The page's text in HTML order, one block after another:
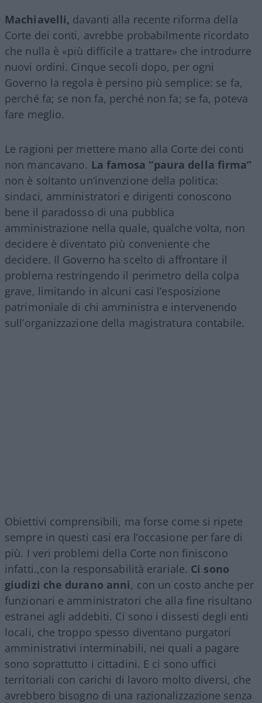
Machiavelli, davanti alla recente riforma della
Corte dei conti, avrebbe probabilmente ricordato
che nulla è «più difficile a trattare» che introdurre
nuovi ordini. Cinque secoli dopo, per ogni
Governo la regola è persino più semplice: se fa,
perché fa; se non fa, perché non fa; se fa, poteva
fare meglio.
Le ragioni per mettere mano alla Corte dei conti
non mancavano. La famosa “paura della firma”
non è soltanto un’invenzione della politica:
sindaci, amministratori e dirigenti conoscono
bene il paradosso di una pubblica
amministrazione nella quale, qualche volta, non
decidere è diventato più conveniente che
decidere. Il Governo ha scelto di affrontare il
problema restringendo il perimetro della colpa
grave, limitando in alcuni casi l’esposizione
patrimoniale di chi amministra e intervenendo
sull’organizzazione della magistratura contabile.
Obiettivi comprensibili, ma forse come si ripete
sempre in questi casi era l’occasione per fare di
più. I veri problemi della Corte non finiscono
infatti.,con la responsabilità erariale. Ci sono
giudizi che durano anni, con un costo anche per
funzionari e amministratori che alla fine risultano
estranei agli addebiti. Ci sono i dissesti degli enti
locali, che troppo spesso diventano purgatori
amministrativi interminabili, nei quali a pagare
sono soprattutto i cittadini. E ci sono uffici
territoriali con carichi di lavoro molto diversi, che
avrebbero bisogno di una razionalizzazione senza